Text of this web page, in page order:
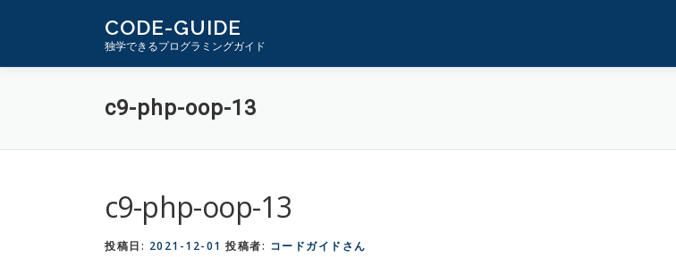
CODE-GUIDE
独学できるプログラミングガイド
c9-php-oop-13
c9-php-oop-13
投稿日: 2021-12-01 投稿者: コードガイドさん